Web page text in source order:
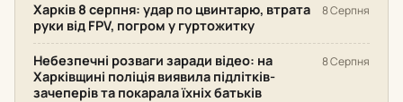
Харків 8 серпня: удар по цвинтарю, втрата
руки від FPV, погром у гуртожитку
8 Серпня
Небезпечні розваги заради відео: на
Харківщині поліція виявила підлітків-
зачеперів та покарала їхніх батьків
8 Серпня